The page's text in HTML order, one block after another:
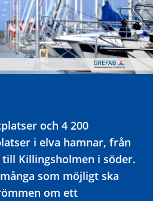
och 4 200
i elva hamnar, från
Killingsholmen i söder.
som möjligt ska
om ett